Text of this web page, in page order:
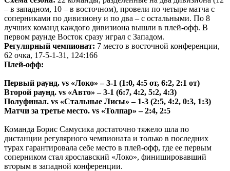
– в западном, 10 – в восточном), провели по четыре матча с
соперниками по дивизиону и по два – с остальными. По 8
лучших команд каждого дивизиона вышли в плей-офф. В
первом раунде Восток сразу играл с Западом.
Регулярный чемпионат: 7 место в восточной конференции,
62 очка, 17-5-1-31, 124:166
Плей-офф:
Первый раунд. vs «Локо» – 3-1 (1:0, 4:5 от, 6:2, 2:1 от)
Второй раунд. vs «Авто» – 3-1 (6:7, 4:2, 5:2, 4:3)
Полуфинал. vs «Стальные Лисы» – 1-3 (2:5, 4:2, 0:3, 1:3)
Матчи за третье место. vs «Толпар» – 2:4, 2:5
Команда Борис Самусика достаточно тяжело шла по
дистанции регулярного чемпионата и только в последних
турах гарантировала себе место в плей-офф, где ее первым
соперником стал ярославский «Локо», финишировавший
вторым в западной конференции.